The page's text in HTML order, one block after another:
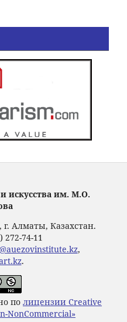
искусства им. М.О.
Алматы, Казахстан.
272-74-11
,
.
по лицензии Creative
NonCommercial»